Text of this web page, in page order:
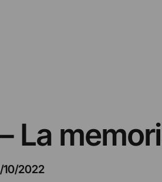
La
10/2022